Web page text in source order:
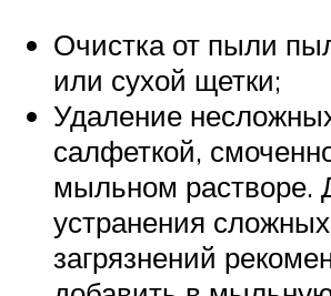
Очистка от пыли
или сухой щетки;
Удаление
салфеткой,
мыльном растворе.
устранения сложных
загрязнений